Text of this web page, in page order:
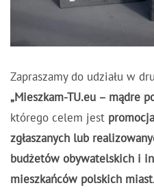
Zapraszamy do udziału w
„Mieszkam-TU.eu – mądre
którego celem jest
zgłaszanych lub
budżetów obywatelskich i
mieszkańców polskich miast